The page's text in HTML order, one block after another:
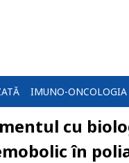
IMUNO-ONCOLOGIA
cu
în